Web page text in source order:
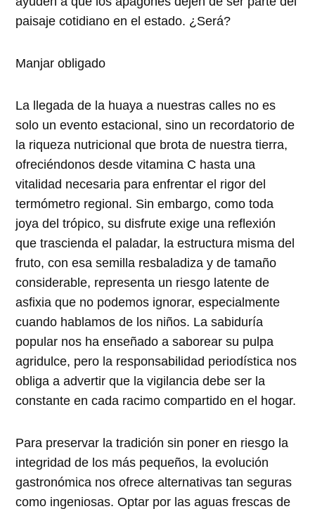
paisaje cotidiano en el estado. ¿Será?
Manjar obligado
La llegada de la huaya a nuestras calles no es
solo un evento estacional, sino un recordatorio de
la riqueza nutricional que brota de nuestra tierra,
ofreciéndonos desde vitamina C hasta una
vitalidad necesaria para enfrentar el rigor del
termómetro regional. Sin embargo, como toda
joya del trópico, su disfrute exige una reflexión
que trascienda el paladar, la estructura misma del
fruto, con esa semilla resbaladiza y de tamaño
considerable, representa un riesgo latente de
asfixia que no podemos ignorar, especialmente
cuando hablamos de los niños. La sabiduría
popular nos ha enseñado a saborear su pulpa
agridulce, pero la responsabilidad periodística nos
obliga a advertir que la vigilancia debe ser la
constante en cada racimo compartido en el hogar.
Para preservar la tradición sin poner en riesgo la
integridad de los más pequeños, la evolución
gastronómica nos ofrece alternativas tan seguras
como ingeniosas. Optar por las aguas frescas de